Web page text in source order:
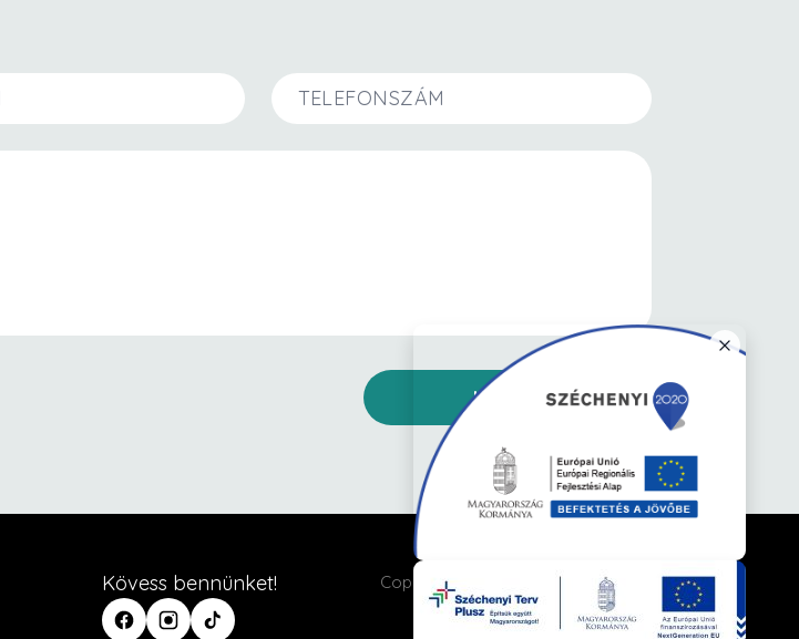
Telefonszám
KÜLDÉS
Kövess bennünket!
Copyright © 2026 Cívis Nyomda Kft.
Minden jog fenntartva.
Adatkezelési tájékoztató